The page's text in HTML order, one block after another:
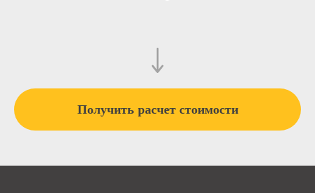
Получить расчет стоимости